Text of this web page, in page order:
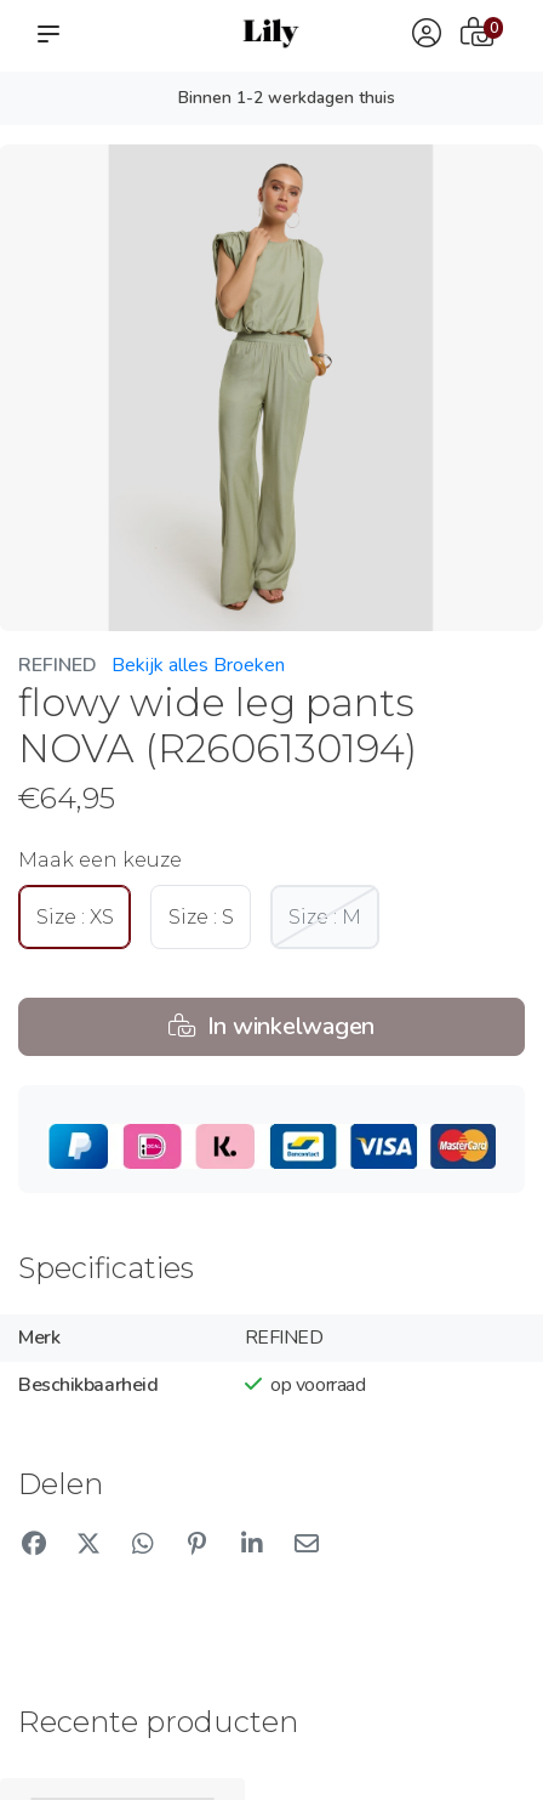
Binnen 1-2 werkdagen thuis
0
REFINED Bekijk alles Broeken
flowy wide leg pants
NOVA (R2606130194)
€64,95
Maak een keuze
Size : XS Size : S Size : M
In winkelwagen
Specificaties
Merk
REFINED
Beschikbaarheid
op voorraad
Delen
Recente producten